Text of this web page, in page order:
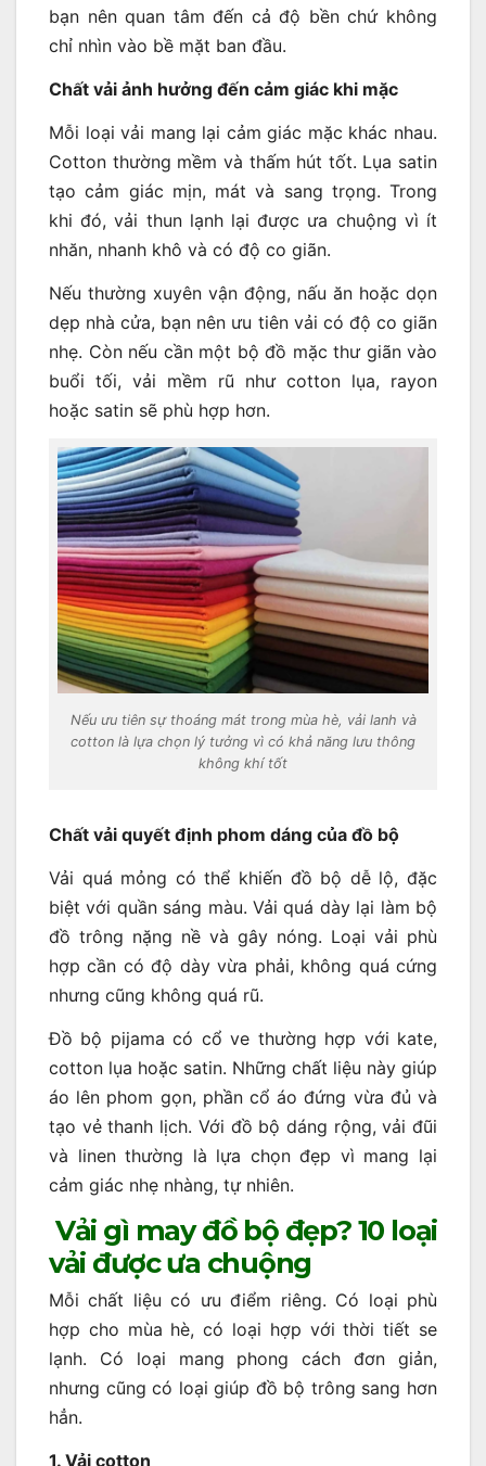
bạn nên quan tâm đến cả độ bền chứ không
chỉ nhìn vào bề mặt ban đầu.
Chất vải ảnh hưởng đến cảm giác khi mặc
Mỗi loại vải mang lại cảm giác mặc khác nhau.
Cotton thường mềm và thấm hút tốt. Lụa satin
tạo cảm giác mịn, mát và sang trọng. Trong
khi đó, vải thun lạnh lại được ưa chuộng vì ít
nhăn, nhanh khô và có độ co giãn.
Nếu thường xuyên vận động, nấu ăn hoặc dọn
dẹp nhà cửa, bạn nên ưu tiên vải có độ co giãn
nhẹ. Còn nếu cần một bộ đồ mặc thư giãn vào
buổi tối, vải mềm rũ như cotton lụa, rayon
hoặc satin sẽ phù hợp hơn.
Nếu ưu tiên sự thoáng mát trong mùa hè, vải lanh và
cotton là lựa chọn lý tưởng vì có khả năng lưu thông
không khí tốt
Chất vải quyết định phom dáng của đồ bộ
Vải quá mỏng có thể khiến đồ bộ dễ lộ, đặc
biệt với quần sáng màu. Vải quá dày lại làm bộ
đồ trông nặng nề và gây nóng. Loại vải phù
hợp cần có độ dày vừa phải, không quá cứng
nhưng cũng không quá rũ.
Đồ bộ pijama có cổ ve thường hợp với kate,
cotton lụa hoặc satin. Những chất liệu này giúp
áo lên phom gọn, phần cổ áo đứng vừa đủ và
tạo vẻ thanh lịch. Với đồ bộ dáng rộng, vải đũi
và linen thường là lựa chọn đẹp vì mang lại
cảm giác nhẹ nhàng, tự nhiên.
Vải gì may đồ bộ đẹp? 10 loại
vải được ưa chuộng
Mỗi chất liệu có ưu điểm riêng. Có loại phù
hợp cho mùa hè, có loại hợp với thời tiết se
lạnh. Có loại mang phong cách đơn giản,
nhưng cũng có loại giúp đồ bộ trông sang hơn
hẳn.
1. Vải cotton